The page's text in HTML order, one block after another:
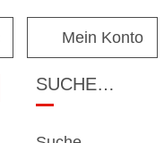
Mein Konto
SUCHE…